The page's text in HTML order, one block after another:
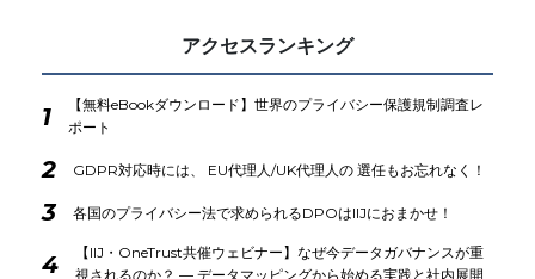
アクセスランキング
1
【無料eBookダウンロード】世界のプライバシー保護規制調査レ
ポート
2 GDPR対応時には、 EU代理人/UK代理人の 選任もお忘れなく！
3 各国のプライバシー法で求められるDPOはIIJにおまかせ！
4
【IIJ・OneTrust共催ウェビナー】なぜ今データガバナンスが重
視されるのか？ ― データマッピングから始める実践と社内展開